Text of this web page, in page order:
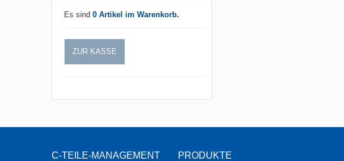
Es sind 0 Artikel im Warenkorb.
ZUR KASSE
C-TEILE-MANAGEMENT PRODUKTE